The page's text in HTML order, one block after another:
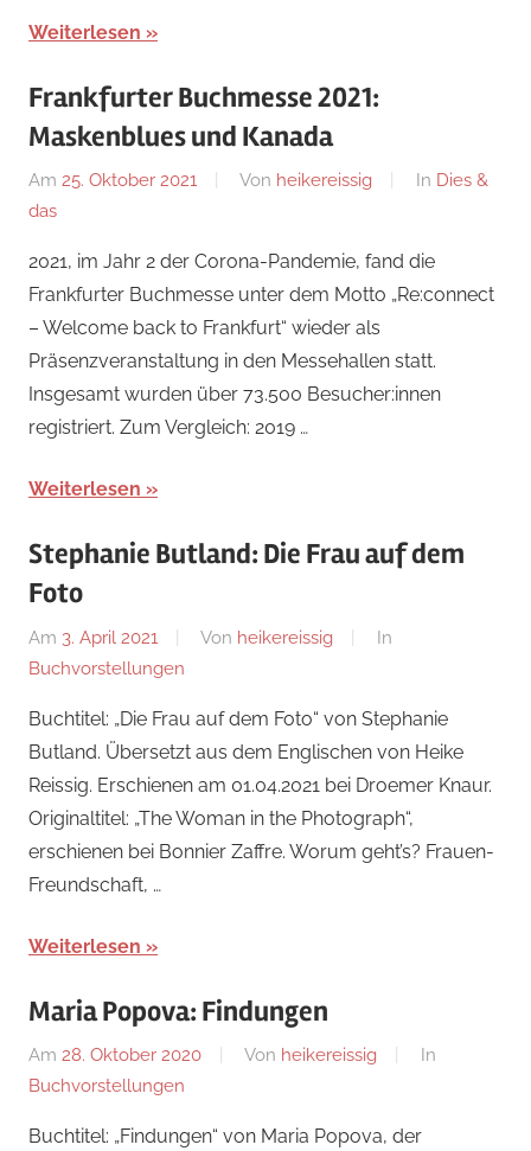
Weiterlesen
Frankfurter Buchmesse 2021:
Maskenblues und Kanada
Am 25. Oktober 2021 Von heikereissig In Dies &
das
2021, im Jahr 2 der Corona-Pandemie, fand die
Frankfurter Buchmesse unter dem Motto „Re:connect
– Welcome back to Frankfurt“ wieder als
Präsenzveranstaltung in den Messehallen statt.
Insgesamt wurden über 73.500 Besucher:innen
registriert. Zum Vergleich: 2019 …
Weiterlesen
Stephanie Butland: Die Frau auf dem
Foto
Am 3. April 2021 Von heikereissig
In
Buchvorstellungen
Buchtitel: „Die Frau auf dem Foto“ von Stephanie
Butland. Übersetzt aus dem Englischen von Heike
Reissig. Erschienen am 01.04.2021 bei Droemer Knaur.
Originaltitel: „The Woman in the Photograph“,
erschienen bei Bonnier Zaffre. Worum geht’s? Frauen-
Freundschaft, …
Weiterlesen
Maria Popova: Findungen
Am 28. Oktober 2020 Von heikereissig
In
Buchvorstellungen
Buchtitel: „Findungen“ von Maria Popova, der